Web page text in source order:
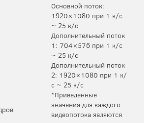
Основной поток:
1920×1080 при 1 к/с
~ 25 к/с
Дополнительный поток
1: 704×576 при 1 к/с
~ 25 к/с
Дополнительный поток
2: 1920×1080 при 1 к/
с ~ 25 к/с
*Приведенные
значения для каждого
видеопотока являются